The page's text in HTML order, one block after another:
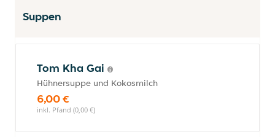
Suppen
Tom Kha Gai
Hühnersuppe und Kokosmilch
6,00 €
inkl. Pfand (0,00 €)